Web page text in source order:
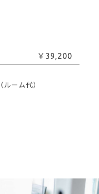
￥39,200
ーム代）